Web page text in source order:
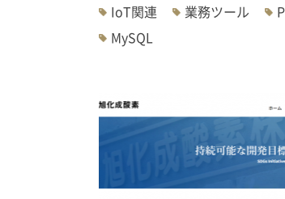
IoT関連
業務ツール
MySQL